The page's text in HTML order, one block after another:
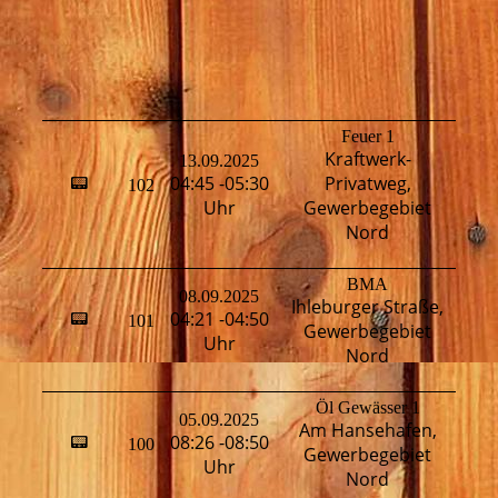
📟 102
13.09.2025
04:45 -05:30
Uhr
Feuer 1
Kraftwerk-
Privatweg,
Gewerbegebiet
Nord
📟 101
08.09.2025
04:21 -04:50
Uhr
BMA
Ihleburger Straße,
Gewerbegebiet
Nord
📟 100
05.09.2025
08:26 -08:50
Uhr
Öl Gewässer 1
Am Hansehafen,
Gewerbegebiet
Nord